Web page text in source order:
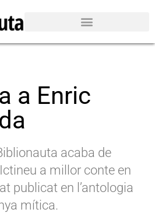
a Enric
acaba de
a millor conte en
publicat en l’antologia
mítica.